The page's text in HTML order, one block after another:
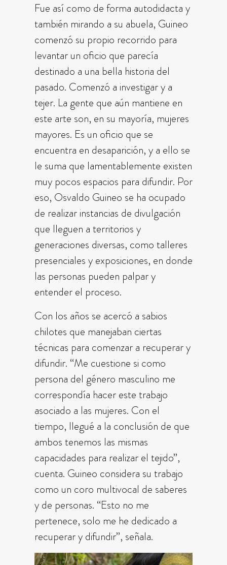
Fue así como de forma autodidacta y
también mirando a su abuela, Guineo
comenzó su propio recorrido para
levantar un oficio que parecía
destinado a una bella historia del
pasado. Comenzó a investigar y a
tejer. La gente que aún mantiene en
este arte son, en su mayoría, mujeres
mayores. Es un oficio que se
encuentra en desaparición, y a ello se
le suma que lamentablemente existen
muy pocos espacios para difundir. Por
eso, Osvaldo Guineo se ha ocupado
de realizar instancias de divulgación
que lleguen a territorios y
generaciones diversas, como talleres
presenciales y exposiciones, en donde
las personas pueden palpar y
entender el proceso.
Con los años se acercó a sabios
chilotes que manejaban ciertas
técnicas para comenzar a recuperar y
difundir. “Me cuestione si como
persona del género masculino me
correspondía hacer este trabajo
asociado a las mujeres. Con el
tiempo, llegué a la conclusión de que
ambos tenemos las mismas
capacidades para realizar el tejido”,
cuenta. Guineo considera su trabajo
como un coro multivocal de saberes
y de personas. “Esto no me
pertenece, solo me he dedicado a
recuperar y difundir”, señala.